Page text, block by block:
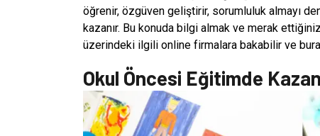
öğrenir, özgüven geliştirir, sorumluluk almayı
kazanır. Bu konuda bilgi almak ve merak
üzerindeki ilgili online firmalara bakabilir ve
Okul Öncesi Eğitimde